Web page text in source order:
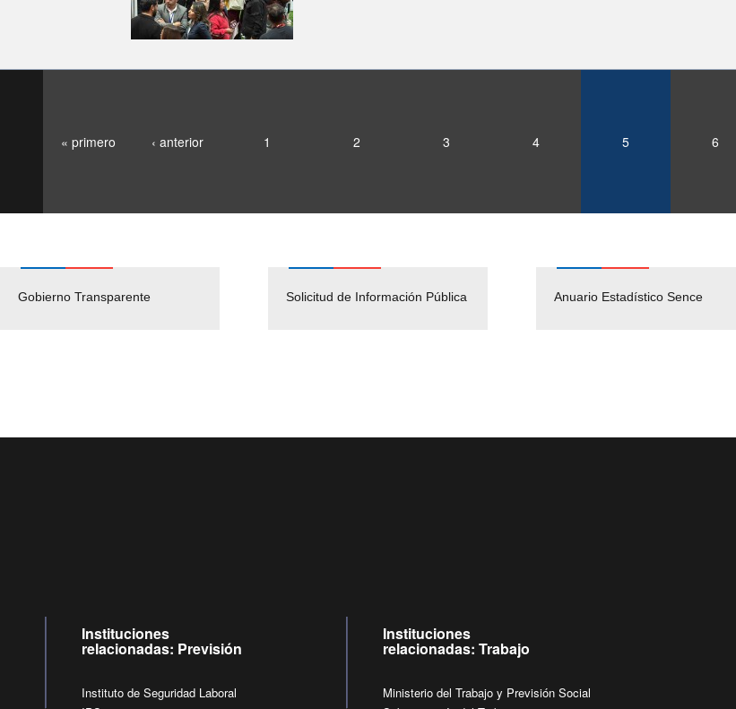
« primero ‹ anterior 1 2 3 4 5 6
Gobierno Transparente Solicitud de Información Pública Anuario Estadístico Sence
Pago Proveedores
Empleos Públicos
Solicitud Audiencias y
Instituciones
relacionadas: Previsión
Instituto de Seguridad Laboral
Instituciones
relacionadas: Trabajo
Ministerio del Trabajo y Previsión Social